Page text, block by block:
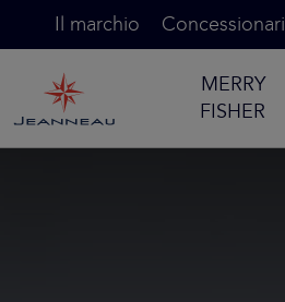
Il marchio Concessionari
MERRY
FISHER